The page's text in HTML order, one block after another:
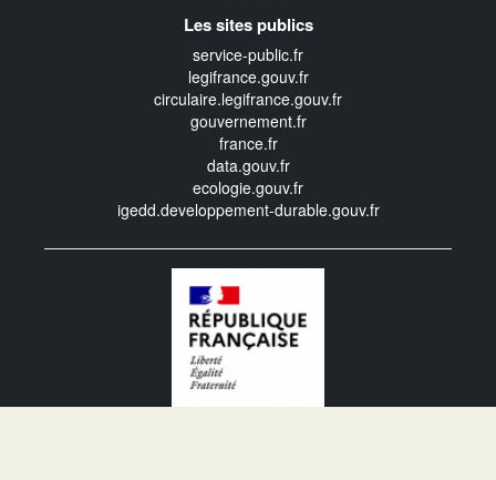
Les sites publics
service-public.fr
legifrance.gouv.fr
circulaire.legifrance.gouv.fr
gouvernement.fr
france.fr
data.gouv.fr
ecologie.gouv.fr
igedd.developpement-durable.gouv.fr